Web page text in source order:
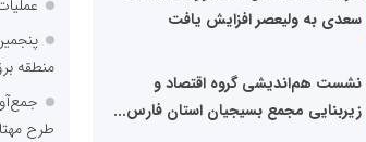
سعدی به ولیعصر افزایش یافت
نشست هم‌اندیشی گروه اقتصاد و
زیربنایی مجمع بسیجیان استان فارس...
منطقه
طرح